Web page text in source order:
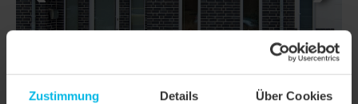
Zustimmung Details Über Cookies